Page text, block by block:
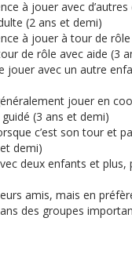
à jouer avec
(2 ans et demi)
à jouer à tour de
de rôle avec aide (3
jouer avec un autre
jouer en
(3 ans et demi)
c’est son tour et
demi)
deux enfants et
amis, mais en
des groupes